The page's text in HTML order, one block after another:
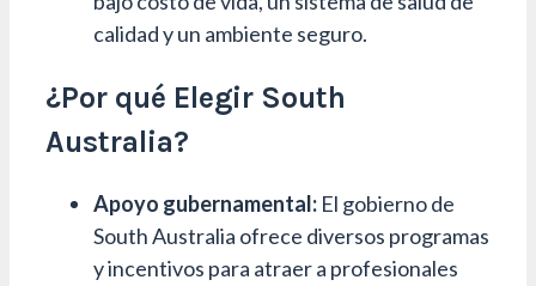
calidad y un ambiente seguro.
¿Por qué Elegir South
Australia?
Apoyo gubernamental: El gobierno de
South Australia ofrece diversos programas
y incentivos para atraer a profesionales